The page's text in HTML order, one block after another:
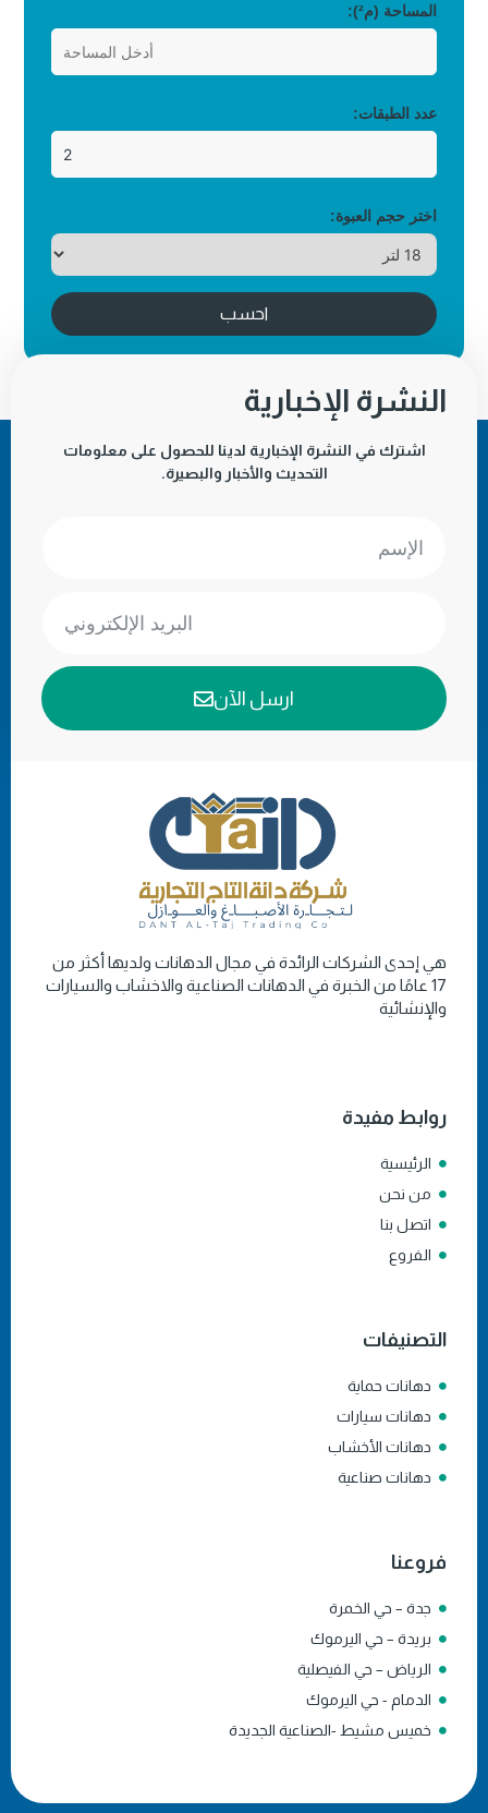
المساحة (م²):
عدد الطبقات:
اختر حجم العبوة:
احسب
النشرة الإخبارية
اشترك في النشرة الإخبارية لدينا للحصول على معلومات
التحديث والأخبار والبصيرة.
ارسل الآن
هي إحدى الشركات الرائدة في مجال الدهانات ولديها أكثر من
17 عامًا من الخبرة في الدهانات الصناعية والاخشاب والسيارات
والإنشائية
روابط مفيدة
الرئيسية
من نحن
اتصل بنا
الفروع
التصنيفات
دهانات حماية
دهانات سيارات
دهانات الأخشاب
دهانات صناعية
فروعنا
جدة – حي الخمرة
بريدة – حي اليرموك
الرياض – حي الفيصلية
الدمام - حي اليرموك
خميس مشيط -الصناعية الجديدة